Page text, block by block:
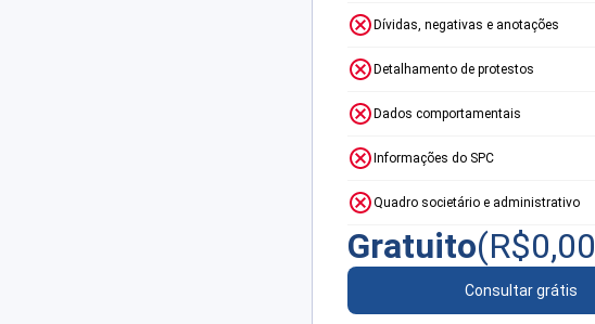
Dívidas, negativas e anotações
Detalhamento de protestos
Dados comportamentais
Informações do SPC
Quadro societário e administrativo
Gratuito(R$0,00
Consultar grátis